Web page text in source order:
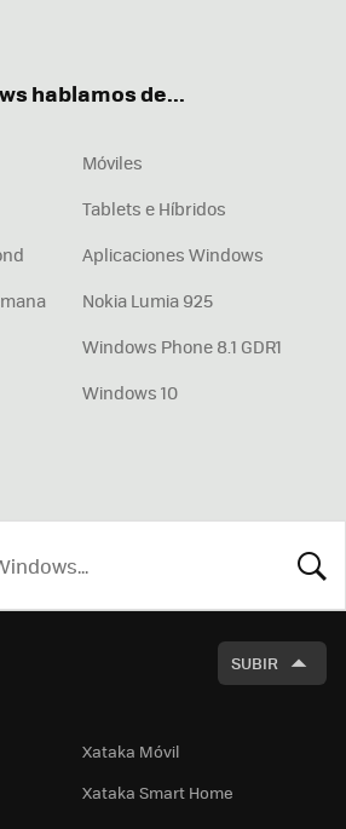
hablamos de...
Móviles
Tablets e Híbridos
Aplicaciones Windows
Nokia Lumia 925
Windows Phone 8.1 GDR1
Windows 10
SUBIR
Xataka Móvil
Xataka Smart Home